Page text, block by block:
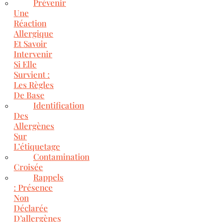
Prévenir
Une
Réaction
Allergique
Et Savoir
Intervenir
Si Elle
Survient :
Les Règles
De Base
Identification
Des
Allergènes
Sur
L’étiquetage
Contamination
Croisée
Rappels
: Présence
Non
Déclarée
D’allergènes